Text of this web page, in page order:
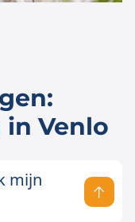
Venlo
mijn